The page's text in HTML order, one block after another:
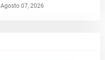
Agosto 07, 2026